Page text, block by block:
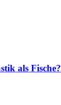
als Fische?